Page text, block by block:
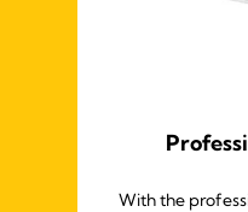
With the